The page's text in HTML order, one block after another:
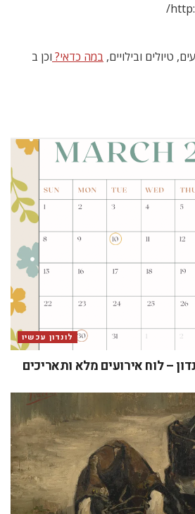
טיולים ובילויים, במה כדאי? וכן ב
לונדון עכשיו